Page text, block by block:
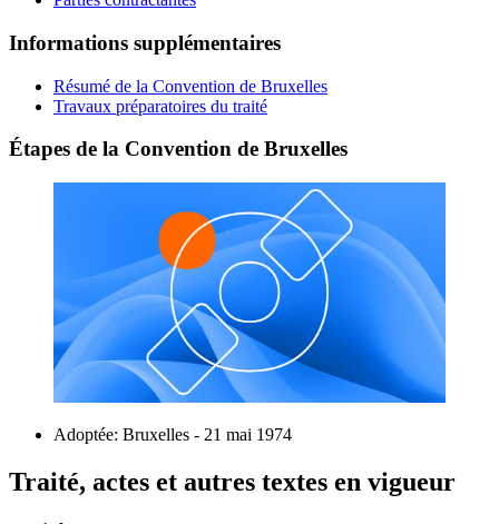
Informations supplémentaires
Résumé de la Convention de Bruxelles
Travaux préparatoires du traité
Étapes de la Convention de Bruxelles
Adoptée: Bruxelles - 21 mai 1974
Traité, actes et autres textes en vigueur